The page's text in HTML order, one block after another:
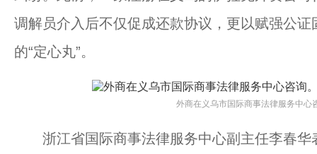
调解员介入后不仅促成还款协议，更以赋强公
的“定心丸”。
外商在义乌市国际商事法律服务中
浙江省国际商事法律服务中心副主任李春华